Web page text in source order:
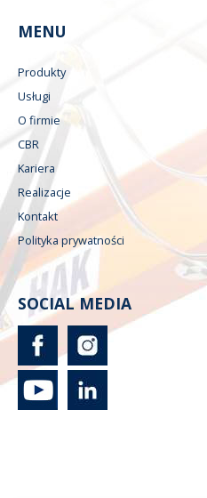
MENU
Produkty
Usługi
O firmie
CBR
Kariera
Realizacje
Kontakt
Polityka prywatności
SOCIAL MEDIA